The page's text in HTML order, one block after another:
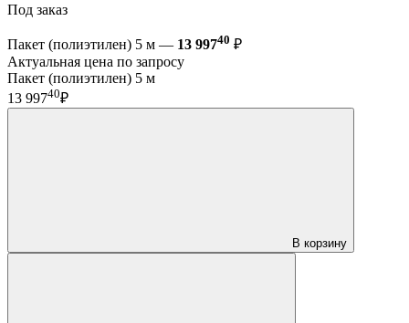
Под заказ
Пакет (полиэтилен) 5 м — 13 99740 ₽
Актуальная цена по запросу
Пакет (полиэтилен) 5 м
13 99740₽
В корзину